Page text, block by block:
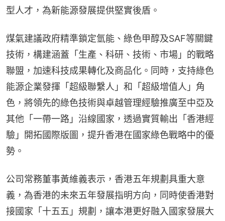
型人才，為新能源發展提供堅實後盾。
煤氣建議政府精準鎖定氫能、綠色甲醇及SAF等關鍵
技術，構建涵蓋「生產、科研、技術、市場」的戰略
聯盟，加速科技成果轉化及商品化。同時，支持綠色
能源企業發揮「超級聯繫人」和「超級增值人」角
色，將領先的綠色技術與卓越管理經驗推廣至中亞及
其他「一帶一路」沿線國家，透過實質輸出「香港經
驗」開拓國際版圖，提升香港在國家綠色戰略中的優
勢。
公司常務董事黃維義表示，香港五年規劃具重大意
義，為香港的未來五年發展指明方向，同時使香港對
接國家「十五五」規劃，讓本港更好融入國家發展大